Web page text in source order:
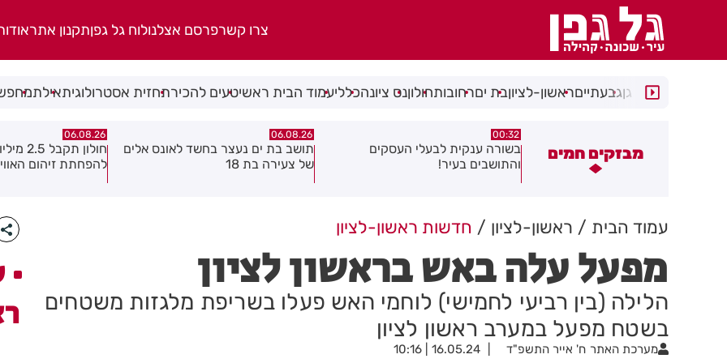
צרו קשרפרסם אצלנולוח גל גפןתקנון אתר
רמת גןגבעתייםראשון-לציוןבת יםרחובותחולוןנס ציונהכלליעמוד הבית ראשיטעים להכירתחזית אסטרולוגיתאילת
מבזקים חמים
בשורה ענקית לבעלי העסקים
06.08.26
תושב בת ים נעצר בחשד לאונס אלים
של צעירה בת 18
06.08.26
חולון תקבל 2.5 מיליון שקלים
להפחתת זיהום האוויר מתחבורה
06.08.26
נעצר תושב מודיעין
שאיים על מפקד
עמוד הבית ראשון-לציון חדשות ראשון-לציון
מפעל עלה באש בראשון לציון
הלילה (בין רביעי לחמישי) לוחמי האש פעלו בשריפת מלגזות משטחים
בשטח מפעל במערב ראשון לציון
מערכת האתר ח' אייר התשפ"ד 16.05.24 | 10:16